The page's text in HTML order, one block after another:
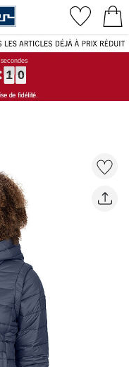
0
0
0
0 9
9
9
9